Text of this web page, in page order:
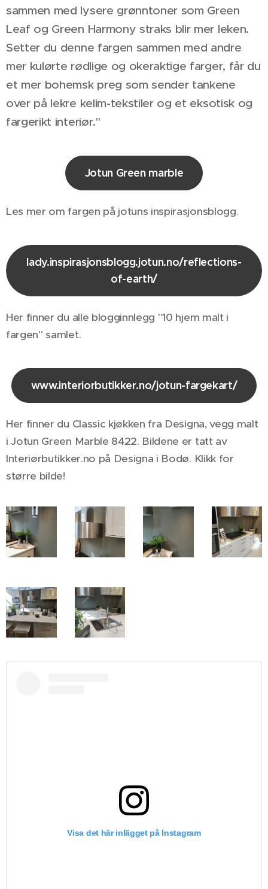
sammen med lysere grønntoner som Green
Leaf og Green Harmony straks blir mer leken.
Setter du denne fargen sammen med andre
mer kulørte rødlige og okeraktige farger, får du
et mer bohemsk preg som sender tankene
over på lekre kelim-tekstiler og et eksotisk og
fargerikt interiør."
Jotun Green marble
Les mer om fargen på jotuns inspirasjonsblogg.
lady.inspirasjonsblogg.jotun.no/reflections-
of-earth/
Her finner du alle blogginnlegg "10 hjem malt i
fargen" samlet.
www.interiorbutikker.no/jotun-fargekart/
Her finner du Classic kjøkken fra Designa, vegg malt
i Jotun Green Marble 8422. Bildene er tatt av
Interiørbutikker.no på Designa i Bodø. Klikk for
større bilde!
Visa det här inlägget på Instagram